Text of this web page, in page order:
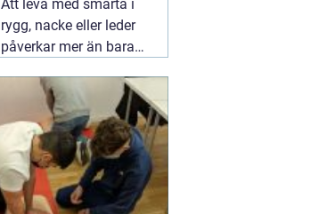
Att leva med smärta i
rygg, nacke eller leder
påverkar mer än bara
sämre, humöret sjunker
och vardagssaker som
att bära matkassar eller
leka med barnen känns
tunga. Här kan en
03 juli
2026